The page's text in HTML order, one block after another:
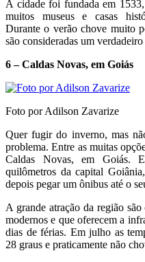
A cidade foi fundada em
muitos museus e casas
Durante o verão chove muito
são consideradas um
6 – Caldas Novas, em Goiás
Foto por Adilson Zavarize
Quer fugir do inverno, mas
problema. Entre as muitas
Caldas Novas, em Goiás.
quilômetros da capital
depois pegar um ônibus até o
A grande atração da região
modernos e que oferecem a
dias de férias. Em julho as
28 graus e praticamente não